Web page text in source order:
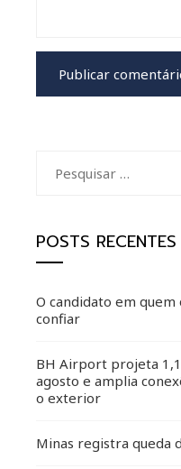
por:
POSTS RECENTES
O candidato em
confiar
BH Airport projeta
agosto e amplia
o exterior
Minas registra queda